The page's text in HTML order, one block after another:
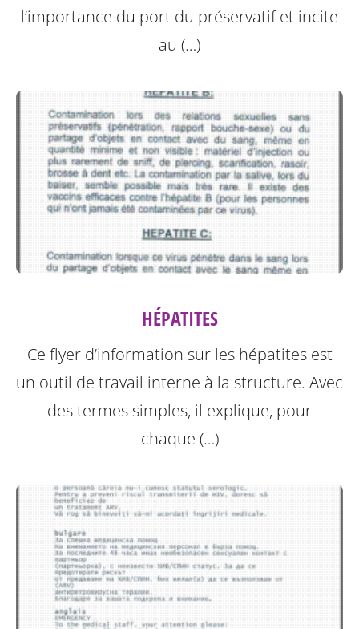
l’importance du port du préservatif et incite
au (…)
HÉPATITES
Ce flyer d’information sur les hépatites est
un outil de travail interne à la structure. Avec
des termes simples, il explique, pour
chaque (…)